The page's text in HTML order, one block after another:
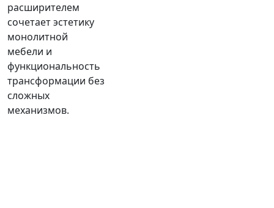
расширителем
сочетает эстетику
монолитной
мебели и
функциональность
трансформации без
сложных
механизмов.